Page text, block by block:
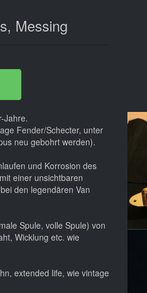
Messing
Jahre.
Fender/Schecter, unter
neu gebohrt werden).
und Korrosion des
einer unsichtbaren
den legendären Van
Spule, volle Spule) von
Wicklung etc. wie
extended life, wie vintage